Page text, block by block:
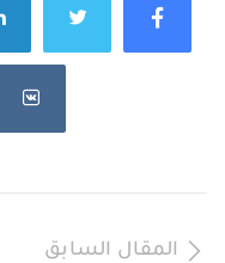
المقال السابق